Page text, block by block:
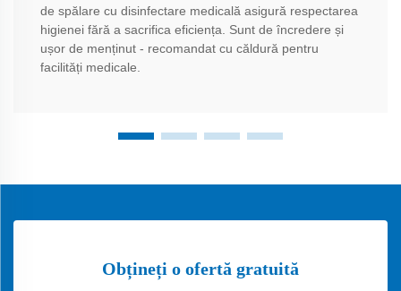
de spălare cu disinfectare medicală asigură respectarea
higienei fără a sacrifica eficiența. Sunt de încredere și
ușor de menținut - recomandat cu căldură pentru
facilități medicale.
Obțineți o ofertă gratuită